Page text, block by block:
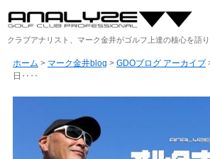
クラブアナリスト、マーク金井がゴルフ上達の核心を語
ホーム > マーク金井blog > GDOブログ アーカイブ
日‥‥